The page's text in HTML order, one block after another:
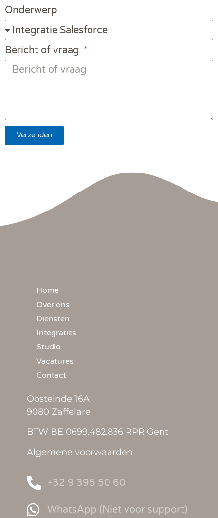
Onderwerp
Bericht of vraag
Verzenden
Home
Over ons
Diensten
Integraties
Studio
Vacatures
Contact
Oosteinde 16A
9080 Zaffelare
BTW BE 0699.482.836 RPR Gent
Algemene voorwaarden
+32 9 395 50 60
WhatsApp (Niet voor support)